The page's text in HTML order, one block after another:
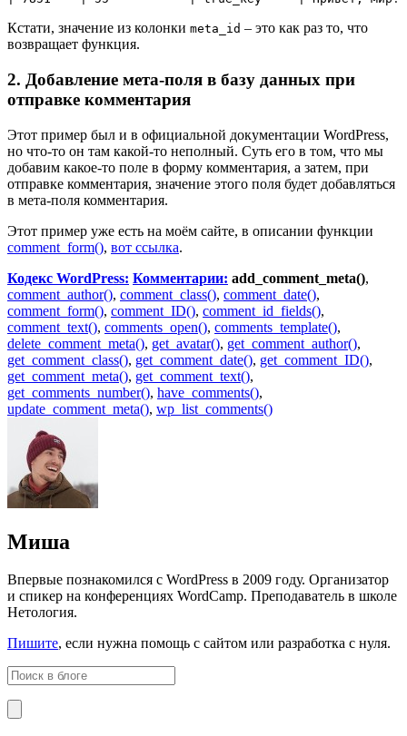
Кстати, значение из колонки meta_id – это как раз то, что
возвращает функция.
2. Добавление мета-поля в базу данных при
отправке комментария
Этот пример был и в официальной документации WordPress,
но что-то он там какой-то неполный. Суть его в том, что мы
добавим какое-то поле в форму комментария, а затем, при
отправке комментария, значение этого поля будет добавляться
в мета-поля комментария.
Этот пример уже есть на моём сайте, в описании функции
comment_form(), вот ссылка.
Кодекс WordPress: Комментарии: add_comment_meta(),
comment_author(), comment_class(), comment_date(),
comment_form(), comment_ID(), comment_id_fields(),
comment_text(), comments_open(), comments_template(),
delete_comment_meta(), get_avatar(), get_comment_author(),
get_comment_class(), get_comment_date(), get_comment_ID(),
get_comment_meta(), get_comment_text(),
get_comments_number(), have_comments(),
update_comment_meta(), wp_list_comments()
Миша
Впервые познакомился с WordPress в 2009 году. Организатор
и спикер на конференциях WordCamp. Преподаватель в школе
Нетология.
Пишите, если нужна помощь с сайтом или разработка с нуля.